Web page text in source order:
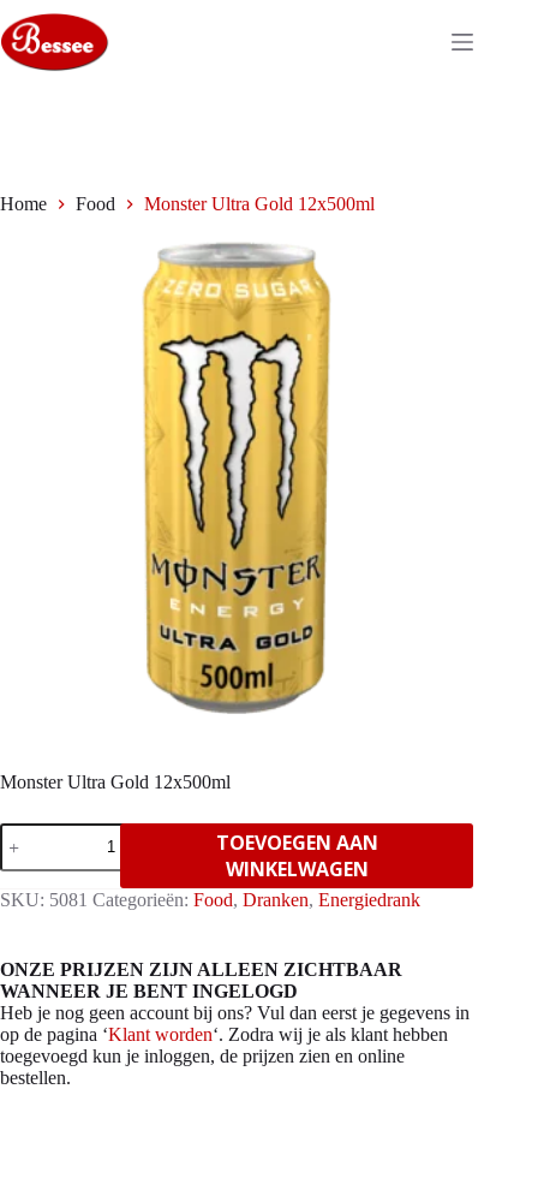
naar
de
inhoud
Home Food Monster Ultra Gold 12x500ml
Monster Ultra Gold 12x500ml
Monster
Ultra
Gold
12x500ml
aantal
TOEVOEGEN AAN
WINKELWAGEN
SKU: 5081 Categorieën: Food, Dranken, Energiedrank
ONZE PRIJZEN ZIJN ALLEEN ZICHTBAAR
WANNEER JE BENT INGELOGD
Heb je nog geen account bij ons? Vul dan eerst je gegevens in
op de pagina ‘Klant worden‘. Zodra wij je als klant hebben
toegevoegd kun je inloggen, de prijzen zien en online
bestellen.